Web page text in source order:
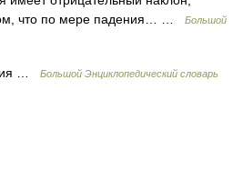
что по мере падения… …
Большой
… Большой Энциклопедический словарь